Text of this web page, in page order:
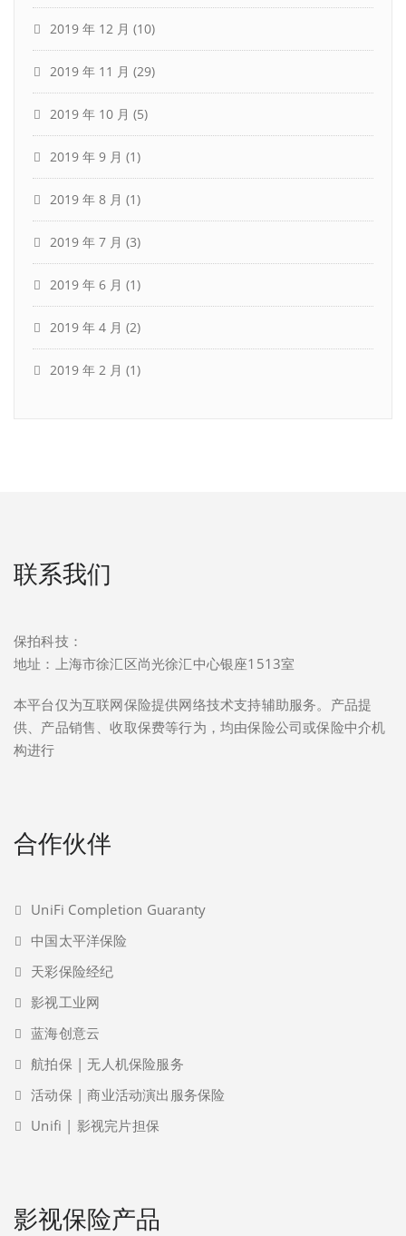
2019 年 12 月 (10)
2019 年 11 月 (29)
2019 年 10 月 (5)
2019 年 9 月 (1)
2019 年 8 月 (1)
2019 年 7 月 (3)
2019 年 6 月 (1)
2019 年 4 月 (2)
2019 年 2 月 (1)
联系我们
保拍科技：
地址：上海市徐汇区尚光徐汇中心银座1513室
本平台仅为互联网保险提供网络技术支持辅助服务。产品提
供、产品销售、收取保费等行为，均由保险公司或保险中介机
构进行
合作伙伴
UniFi Completion Guaranty
中国太平洋保险
天彩保险经纪
影视工业网
蓝海创意云
航拍保 | 无人机保险服务
活动保 | 商业活动演出服务保险
Unifi | 影视完片担保
影视保险产品